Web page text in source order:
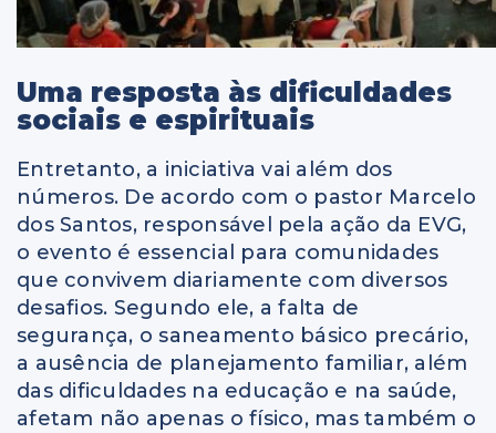
Uma resposta às dificuldades
sociais e espirituais
Entretanto, a iniciativa vai além dos
números. De acordo com o pastor Marcelo
dos Santos, responsável pela ação da EVG,
o evento é essencial para comunidades
que convivem diariamente com diversos
desafios. Segundo ele, a falta de
segurança, o saneamento básico precário,
a ausência de planejamento familiar, além
das dificuldades na educação e na saúde,
afetam não apenas o físico, mas também o